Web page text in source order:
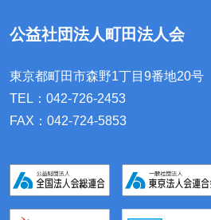
公益社団法人町田法人会
東京都町田市森野1丁目9番地20号
TEL：042-726-2453
FAX：042-724-5853